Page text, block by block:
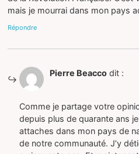
mais je mourrai dans mon pays
Répondre
Pierre Beacco dit :
Comme je partage votre
depuis plus de quarante ans
attaches dans mon pays de
de notre communauté. J’y